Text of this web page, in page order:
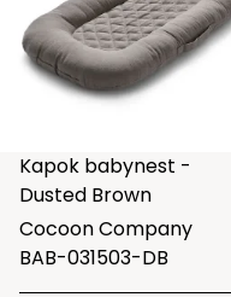
Kapok babynest -
Dusted Brown
Cocoon Company
BAB-031503-DB